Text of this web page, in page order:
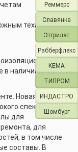
Реммерс
Славянка
Эттрилат
Рабберфлекс
KEMA
ТИПРОМ
ИНДАСТРО
Шомбург
техническим
в наличии.
Новая линейка
спектра
для
для
в том числе
составы. В